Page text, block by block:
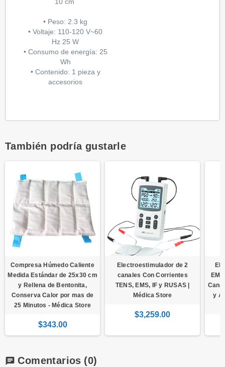
• Peso: 2.3 kg
• Voltaje: 110-120 V~60
Hz 25 W
• Consumo de energía: 25
Wh
• Contenido: 1 pieza y
accesorios
También podría gustarle
Compresa Húmedo Caliente
Medida Estándar de 25x30 cm
y Rellena de Bentonita,
Conserva Calor por mas de
25 Minutos - Médica Store
$343.00
Electroestimulador de 2
canales Con Corrientes
TENS, EMS, IF y RUSAS |
Médica Store
$3,259.00
y
chat Comentarios (0)